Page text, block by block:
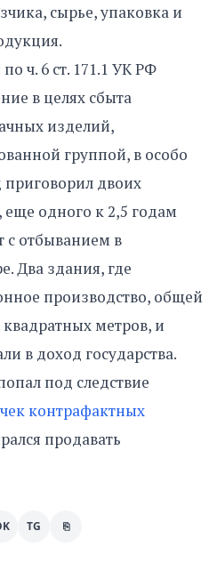
сырье, упаковка и
ч. 6 ст. 171.1 УК РФ
в целях сбыта
изделий,
группой, в особо
двоих
одного к 2,5 годам
с отбыванием в
Два здания, где
производство, общей
метров, и
в доход государства.
под следствие
контрафактных
продавать
TG ⎘